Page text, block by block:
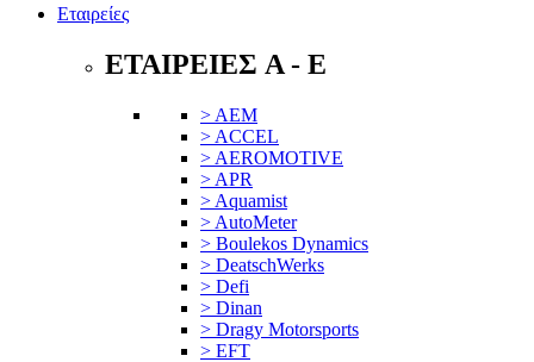
Εταιρείες
ΕΤΑΙΡΕΙΕΣ A - E
> AEM
> ACCEL
> AEROMOTIVE
> APR
> Aquamist
> AutoMeter
> Boulekos Dynamics
> DeatschWerks
> Defi
> Dinan
> Dragy Motorsports
> EFT